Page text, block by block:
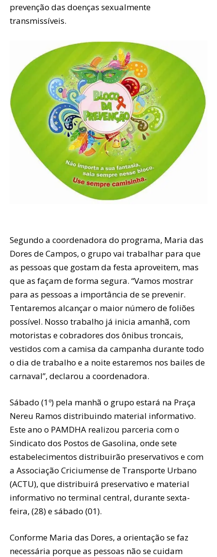
prevenção das doenças sexualmente
transmissíveis.
Segundo a coordenadora do programa, Maria das
Dores de Campos, o grupo vai trabalhar para que
as pessoas que gostam da festa aproveitem, mas
que as façam de forma segura. “Vamos mostrar
para as pessoas a importância de se prevenir.
Tentaremos alcançar o maior número de foliões
possível. Nosso trabalho já inicia amanhã, com
motoristas e cobradores dos ônibus troncais,
vestidos com a camisa da campanha durante todo
o dia de trabalho e a noite estaremos nos bailes de
carnaval”, declarou a coordenadora.
Sábado (1º) pela manhã o grupo estará na Praça
Nereu Ramos distribuindo material informativo.
Este ano o PAMDHA realizou parceria com o
Sindicato dos Postos de Gasolina, onde sete
estabelecimentos distribuirão preservativos e com
a Associação Criciumense de Transporte Urbano
(ACTU), que distribuirá preservativo e material
informativo no terminal central, durante sexta-
feira, (28) e sábado (01).
Conforme Maria das Dores, a orientação se faz
necessária porque as pessoas não se cuidam